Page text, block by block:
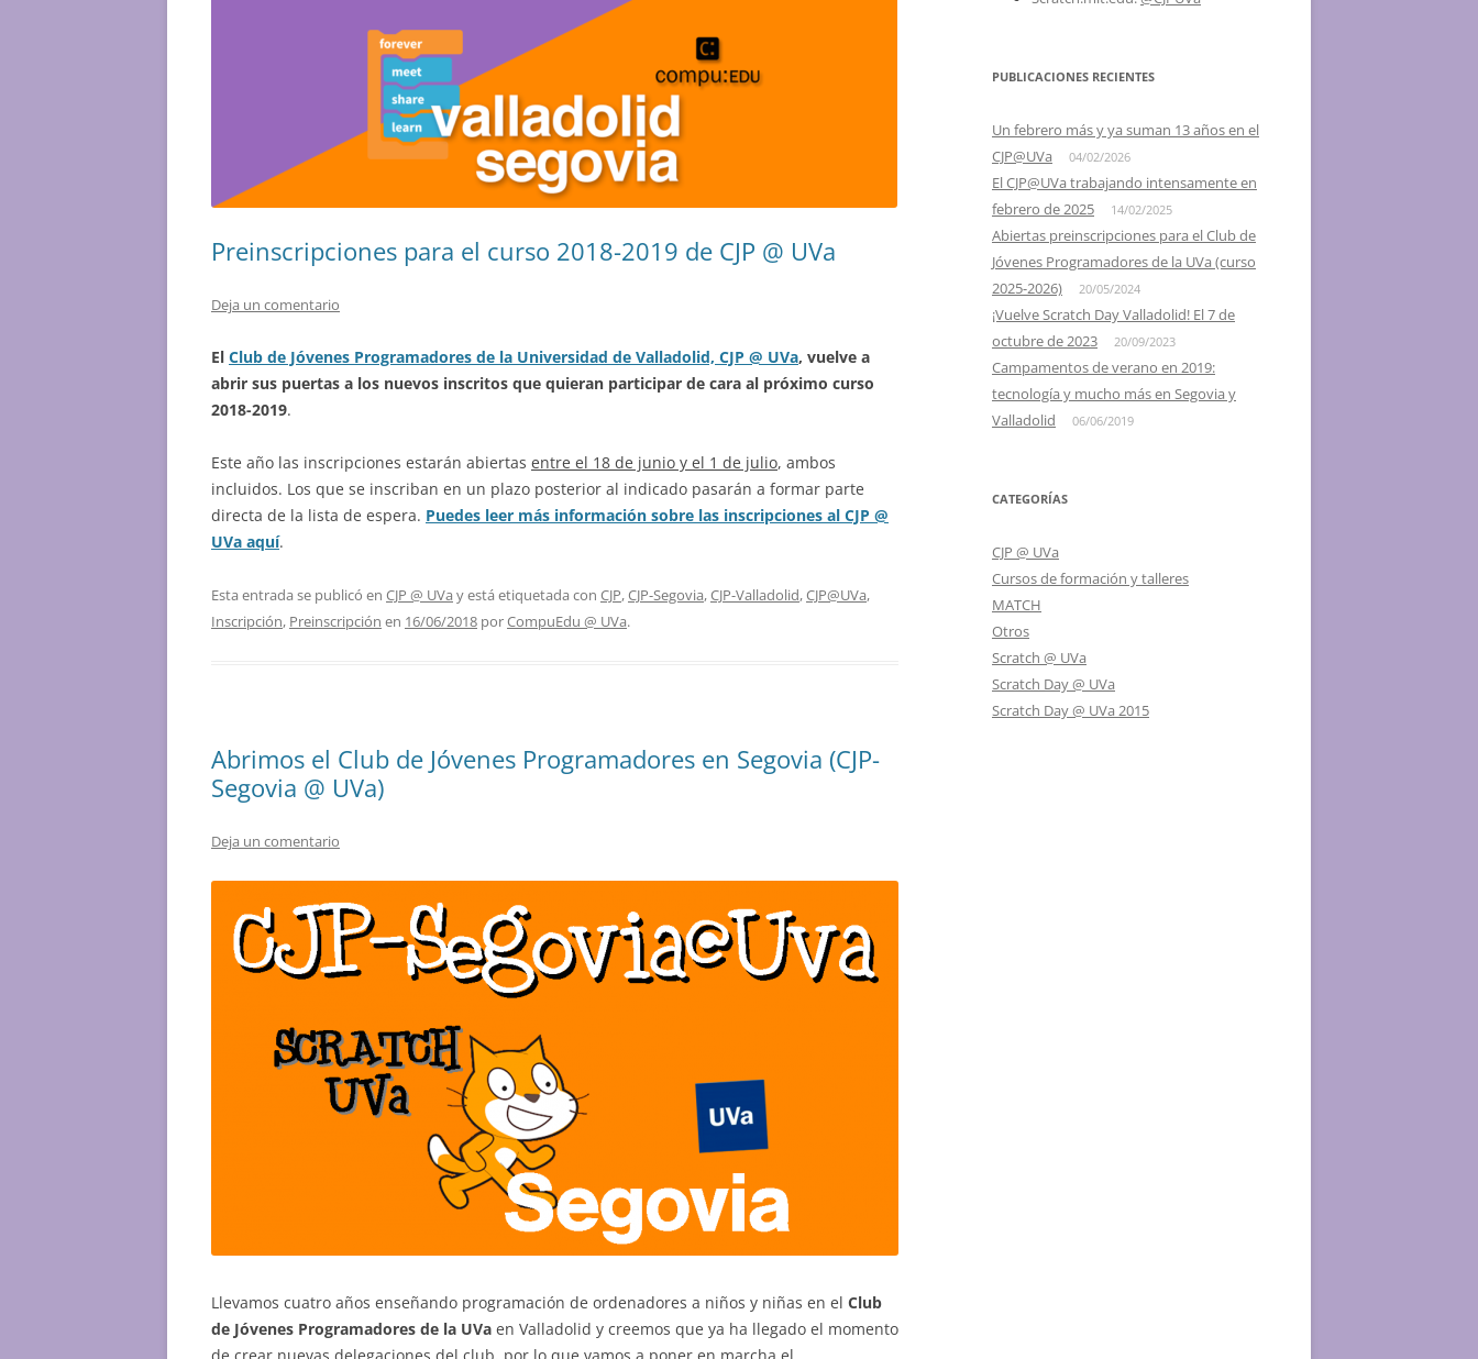
VALLADOLID, EL 24 DE MAYO
2013 – II SCRATCH DAY
VALLADOLID, EL 18 DE MAYO
VALLADOLID, 26 DE MAYO
2012 – I SCRATCH DAY SEGOVIA Y
PALENCIA
Preinscripciones para el curso 2018-2019 de CJP @ UVa
Deja un comentario
El Club de Jóvenes Programadores de la Universidad de Valladolid, CJP @ UVa, vuelve a
abrir sus puertas a los nuevos inscritos que quieran participar de cara al próximo curso
2018-2019.
Este año las inscripciones estarán abiertas entre el 18 de junio y el 1 de julio, ambos
incluidos. Los que se inscriban en un plazo posterior al indicado pasarán a formar parte
directa de la lista de espera. Puedes leer más información sobre las inscripciones al CJP @
UVa aquí.
Esta entrada se publicó en CJP @ UVa y está etiquetada con CJP,CJP-Segovia,CJP-Valladolid,CJP@UVa,
Inscripción, Preinscripción en 16/06/2018 porCompuEdu @ UVa.
Abrimos el Club de Jóvenes Programadores en Segovia (CJP-
Segovia @ UVa)
Deja un comentario
Llevamos cuatro años enseñando programación de ordenadores a niños y niñas en el Club
de Jóvenes Programadores de la UVa en Valladolid y creemos que ya ha llegado el momento
PUBLICACIONES RECIENTES
Un febrero más y ya suman 13 años en el
CJP@UVa
04/02/2026
El CJP@UVa trabajando intensamente en
febrero de 2025
14/02/2025
Abiertas preinscripciones para el Club de
Jóvenes Programadores de la UVa (curso
2025-2026)
20/05/2024
¡Vuelve Scratch Day Valladolid! El 7 de
octubre de 2023
20/09/2023
Campamentos de verano en 2019:
tecnología y mucho más en Segovia y
Valladolid
06/06/2019
CATEGORÍAS
CJP @ UVa
Cursos de formación y talleres
MATCH
Otros
Scratch @ UVa
Scratch Day @ UVa
Scratch Day @ UVa 2015